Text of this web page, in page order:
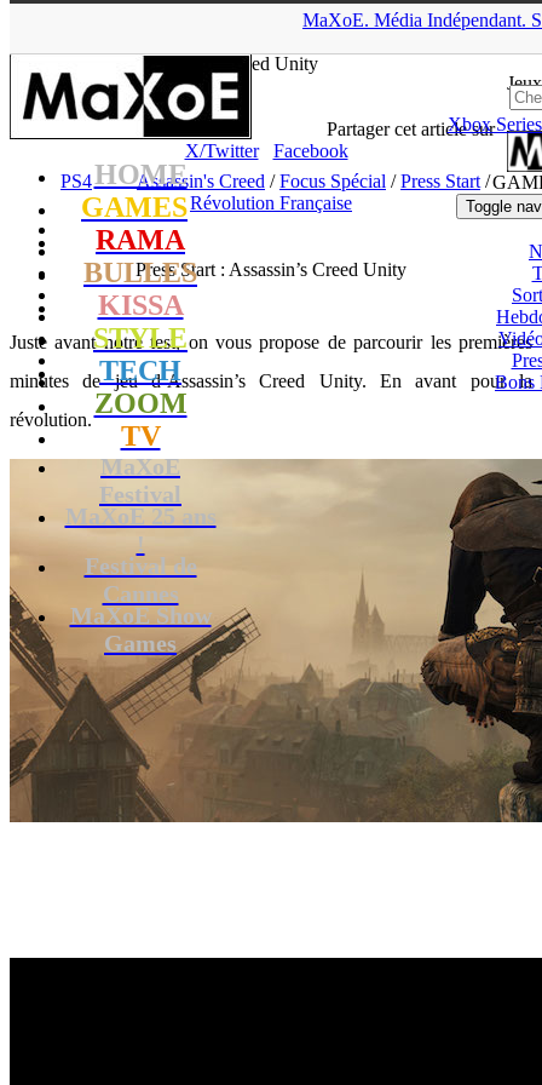
MaXoE. Média Indépendant.
HOME
GAMES
RAMA
BULLES
KISSA
STYLE
TECH
ZOOM
TV
MaXoE
Festival
MaXoE 25 ans
!
Festival de
Cannes
MaXoE Show
Games
Jeux
Xbox
Toggle
Bons
Creed Unity
Partager cet article sur
X/Twitter
Facebook
PS4
Assassin's Creed /Focus Spécial /Press Start /
Révolution Française
Press Start : Assassin’s Creed Unity
Juste avant notre test, on vous propose de parcourir les premières
minutes de jeu d’Assassin’s Creed Unity. En avant pour la
révolution.